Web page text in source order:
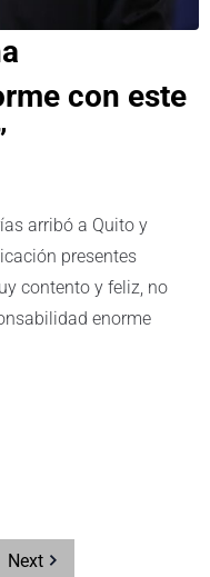
con este
arribó a Quito y
presentes
contento y feliz, no
enorme
Next